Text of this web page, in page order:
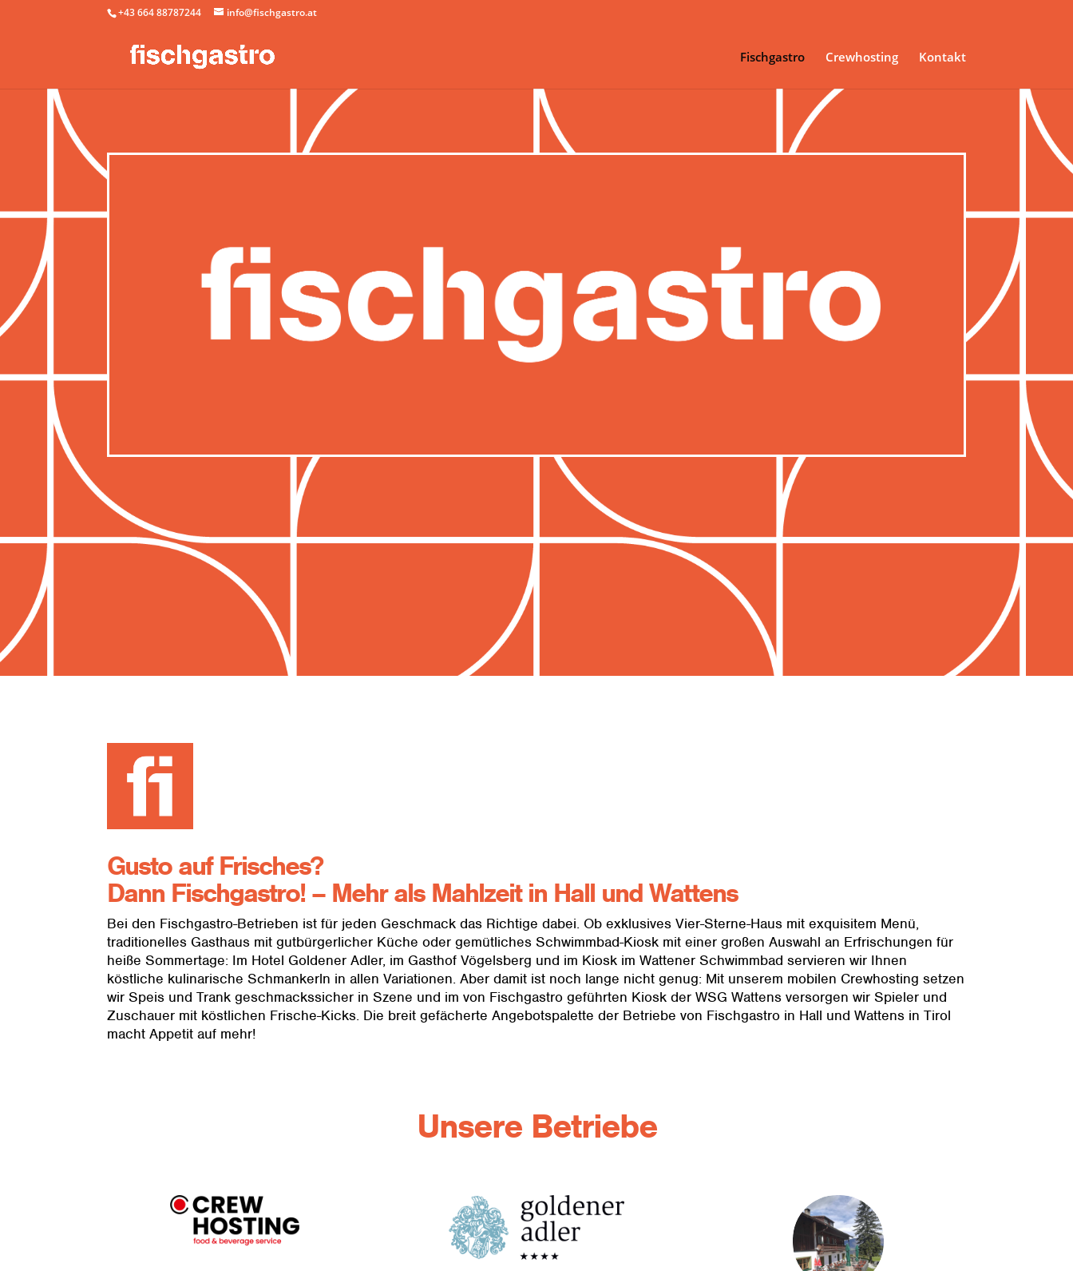
+43 664 88787244 info@fischgastro.at
Fischgastro Crewhosting Kontakt
Gusto auf Frisches?
Dann Fischgastro! – Mehr als Mahlzeit in Hall und Wattens
Bei den Fischgastro-Betrieben ist für jeden Geschmack das Richtige dabei. Ob exklusives Vier-Sterne-Haus mit exquisitem Menü,
traditionelles Gasthaus mit gutbürgerlicher Küche oder gemütliches Schwimmbad-Kiosk mit einer großen Auswahl an Erfrischungen für
heiße Sommertage: Im Hotel Goldener Adler, im Gasthof Vögelsberg und im Kiosk im Wattener Schwimmbad servieren wir Ihnen
köstliche kulinarische Schmankerln in allen Variationen. Aber damit ist noch lange nicht genug: Mit unserem mobilen Crewhosting setzen
wir Speis und Trank geschmackssicher in Szene und im von Fischgastro geführten Kiosk der WSG Wattens versorgen wir Spieler und
Zuschauer mit köstlichen Frische-Kicks. Die breit gefächerte Angebotspalette der Betriebe von Fischgastro in Hall und Wattens in Tirol
macht Appetit auf mehr!
Unsere Betriebe